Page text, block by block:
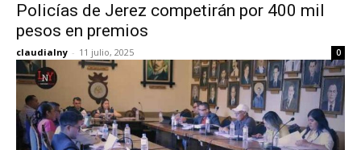
Policías de Jerez competirán por 400 mil
pesos en premios
claudialny - 11 julio, 2025 0